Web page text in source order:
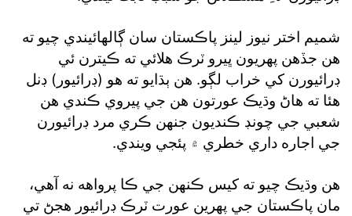
شميم اختر نيوز لينز پاڪستان سان ڳالهائيندي چيو ته
هن جڏهن پهريون ڀيرو ٽرڪ هلائي ته ڪيترن ئي
ڊرائيورن کي خراب لڳو. هن ٻڌايو ته هو (ڊرائيور) ڊنل
هئا ته هاڻ وڌيڪ عورتون هن جي پيروي ڪندي هن
شعبي جي چونڊ ڪنديون جنهن ڪري مرد ڊرائيورن
جي اجاره داري خطري ۾ پئجي ويندي.
هن وڌيڪ چيو ته کيس ڪنهن جي ڪا پرواهه نه آهي،
مان پاڪستان جي پهرين عورت ٽرڪ ڊرائيور هجڻ تي